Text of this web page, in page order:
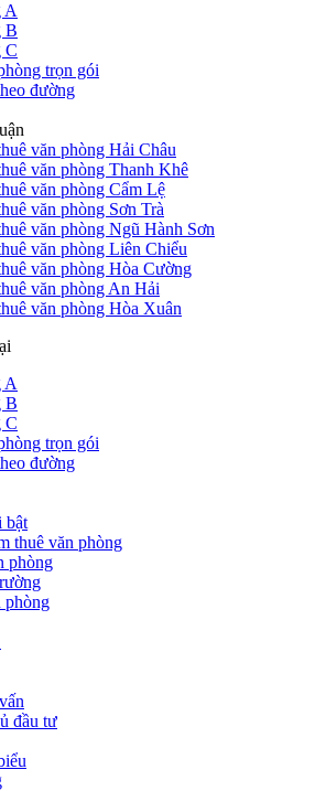
A
B
C
trọn gói
đường
văn phòng Hải Châu
văn phòng Thanh Khê
văn phòng Cẩm Lệ
văn phòng Sơn Trà
văn phòng Ngũ Hành Sơn
văn phòng Liên Chiểu
văn phòng Hòa Cường
văn phòng An Hải
văn phòng Hòa Xuân
A
B
C
trọn gói
đường
bật
thuê văn phòng
phòng
phòng
đầu tư